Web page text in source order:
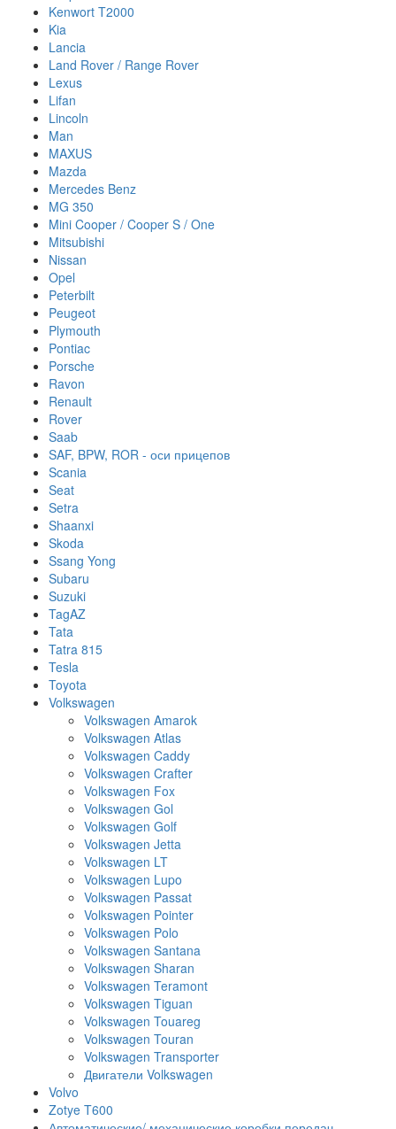
Kenwort T2000
Kia
Lancia
Land Rover / Range Rover
Lexus
Lifan
Lincoln
Man
MAXUS
Mazda
Mercedes Benz
MG 350
Mini Cooper / Cooper S / One
Mitsubishi
Nissan
Opel
Peterbilt
Peugeot
Plymouth
Pontiac
Porsche
Ravon
Renault
Rover
Saab
SAF, BPW, ROR - оси прицепов
Scania
Seat
Setra
Shaanxi
Skoda
Ssang Yong
Subaru
Suzuki
TagAZ
Tata
Tatra 815
Tesla
Toyota
Volkswagen
Volkswagen Amarok
Volkswagen Atlas
Volkswagen Caddy
Volkswagen Crafter
Volkswagen Fox
Volkswagen Gol
Volkswagen Golf
Volkswagen Jetta
Volkswagen LT
Volkswagen Lupo
Volkswagen Passat
Volkswagen Pointer
Volkswagen Polo
Volkswagen Santana
Volkswagen Sharan
Volkswagen Teramont
Volkswagen Tiguan
Volkswagen Touareg
Volkswagen Touran
Volkswagen Transporter
Двигатели Volkswagen
Volvo
Zotye T600